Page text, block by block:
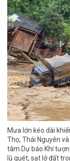
Mưa lớn kéo dài
Thọ, Thái Nguyên
tâm Dự báo Khí
lũ quét, sạt lở đất